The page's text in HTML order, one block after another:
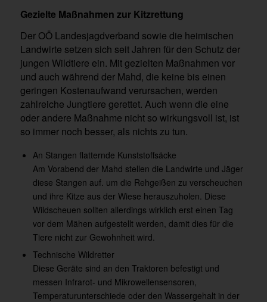
Gezielte Maßnahmen zur Kitzrettung
Der OÖ Landesjagdverband sowie die heimischen
Landwirte setzen sich seit Jahren für den Schutz der
jungen Wildtiere ein. Mit gezielten Maßnahmen vor
und auch während der Mahd, die keine bis einen
geringen Kostenaufwand verursachen, werden
zahlreiche Jungtiere gerettet. Auch wenn die eine
oder andere Maßnahme nicht so wirkungsvoll ist, ist
so immer noch besser, als nichts zu tun.
An Stangen flatternde Kunststoffsäcke
Am Vorabend der Mahd stellen die Landwirte und Jäger
diese Stangen auf. um die Rehgeißen zu verscheuchen
und ihre Kitze aus der Wiese herauszuholen. Diese
Wildscheuen sollten allerdings wirklich erst einen Tag
vor dem Mähen aufgestellt werden, damit dies für die
Tiere nicht zur Gewohnheit wird.
Technische Wildretter
Diese Geräte sind an den Traktoren befestigt und
messen Infrarot- und Mikrowellensensoren,
Temperaturunterschiede oder den Wassergehalt in der